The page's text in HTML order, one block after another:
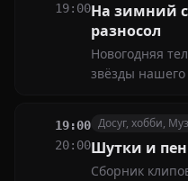
19:00На зимний
разносол
Новогодняя
звёзды нашего
19:00
20:00
Досуг, хобби,
Шутки и
Сборник